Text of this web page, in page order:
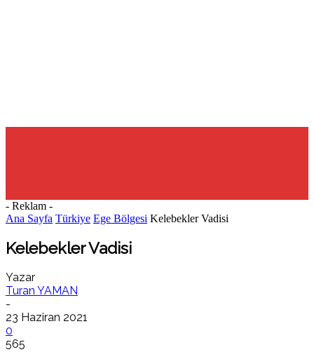
- Reklam -
Ana Sayfa Türkiye Ege Bölgesi Kelebekler Vadisi
Kelebekler Vadisi
Yazar
Turan YAMAN
-
23 Haziran 2021
0
565